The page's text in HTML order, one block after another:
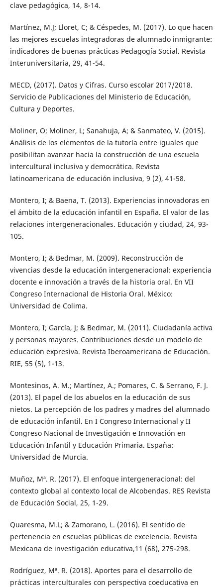
clave pedagógica, 14, 8-14.
Martínez, M.J; Lloret, C; & Céspedes, M. (2017). Lo que hacen
las mejores escuelas integradoras de alumnado inmigrante:
indicadores de buenas prácticas Pedagogía Social. Revista
Interuniversitaria, 29, 41-54.
MECD, (2017). Datos y Cifras. Curso escolar 2017/2018.
Servicio de Publicaciones del Ministerio de Educación,
Cultura y Deportes.
Moliner, O; Moliner, L; Sanahuja, A; & Sanmateo, V. (2015).
Análisis de los elementos de la tutoría entre iguales que
posibilitan avanzar hacia la construcción de una escuela
intercultural inclusiva y democrática. Revista
latinoamericana de educación inclusiva, 9 (2), 41-58.
Montero, I; & Baena, T. (2013). Experiencias innovadoras en
el ámbito de la educación infantil en España. El valor de las
relaciones intergeneracionales. Educación y ciudad, 24, 93-
105.
Montero, I; & Bedmar, M. (2009). Reconstrucción de
vivencias desde la educación intergeneracional: experiencia
docente e innovación a través de la historia oral. En VII
Congreso Internacional de Historia Oral. México:
Universidad de Colima.
Montero, I; García, J; & Bedmar, M. (2011). Ciudadanía activa
y personas mayores. Contribuciones desde un modelo de
educación expresiva. Revista Iberoamericana de Educación.
RIE, 55 (5), 1-13.
Montesinos, A. M.; Martínez, A.; Pomares, C. & Serrano, F. J.
(2013). El papel de los abuelos en la educación de sus
nietos. La percepción de los padres y madres del alumnado
de educación infantil. En I Congreso Internacional y II
Congreso Nacional de Investigación e Innovación en
Educación Infantil y Educación Primaria. España:
Universidad de Murcia.
Muñoz, Mª. R. (2017). El enfoque intergeneracional: del
contexto global al contexto local de Alcobendas. RES Revista
de Educación Social, 25, 1-29.
Quaresma, M.L; & Zamorano, L. (2016). El sentido de
pertenencia en escuelas públicas de excelencia. Revista
Mexicana de investigación educativa,11 (68), 275-298.
Rodríguez, Mª. R. (2018). Aportes para el desarrollo de
prácticas interculturales con perspectiva coeducativa en